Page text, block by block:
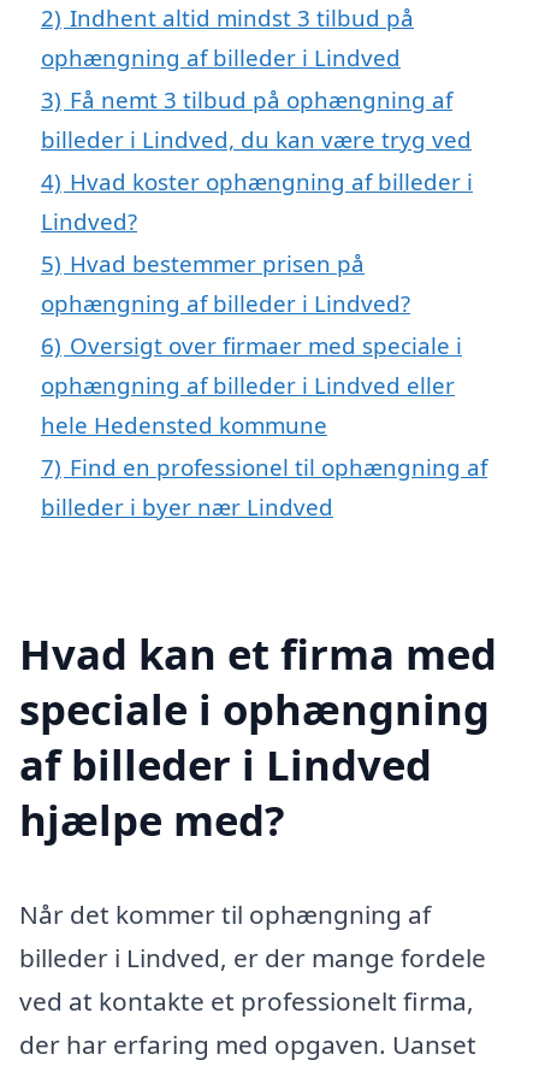
2) Indhent altid mindst 3 tilbud på
ophængning af billeder i Lindved
3) Få nemt 3 tilbud på ophængning af
billeder i Lindved, du kan være tryg ved
4) Hvad koster ophængning af billeder i
Lindved?
5) Hvad bestemmer prisen på
ophængning af billeder i Lindved?
6) Oversigt over firmaer med speciale i
ophængning af billeder i Lindved eller
hele Hedensted kommune
7) Find en professionel til ophængning af
billeder i byer nær Lindved
Hvad kan et firma med
speciale i ophængning
af billeder i Lindved
hjælpe med?
Når det kommer til ophængning af
billeder i Lindved, er der mange fordele
ved at kontakte et professionelt firma,
der har erfaring med opgaven. Uanset